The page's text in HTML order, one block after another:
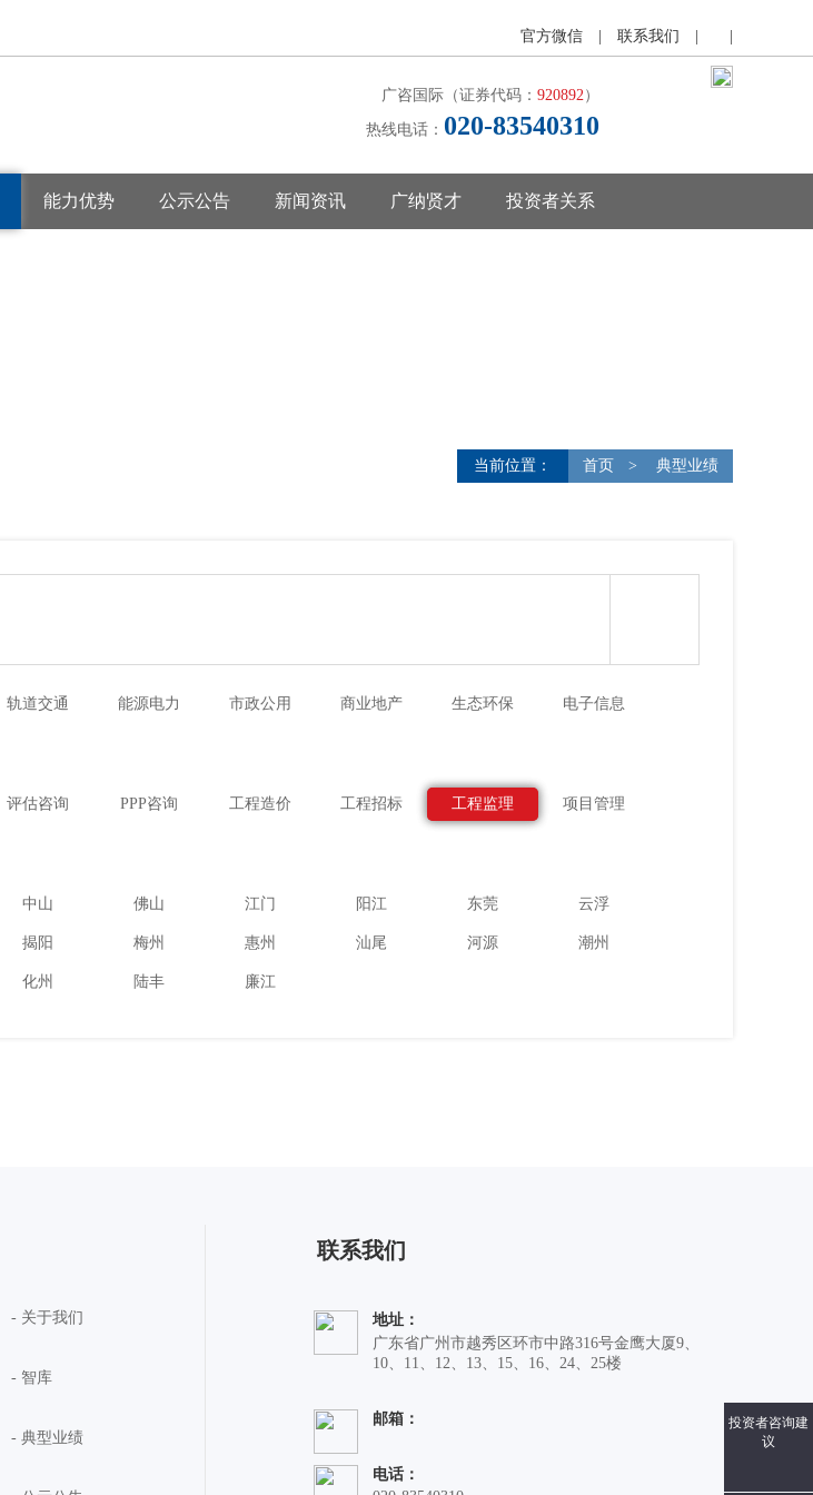
官方微信 联系我们
广咨国际（证券代码： 920892）
热线电话： 020-83540310
能力优势 公示公告 新闻资讯 广纳贤才 投资者关系
当前位置： 首页 > 典型业绩
轨道交通 能源电力 市政公用 商业地产 生态环保 电子信息
评估咨询 PPP咨询 工程造价 工程招标 工程监理 项目管理
中山 佛山 江门 阳江 东莞 云浮
揭阳 梅州 惠州 汕尾 河源 潮州
化州 陆丰 廉江
- 关于我们
- 智库
- 典型业绩
联系我们
地址：
广东省广州市越秀区环市中路316号金鹰大厦9、
10、11、12、13、15、16、24、25楼
邮箱：
电话：
投资者咨询建
议